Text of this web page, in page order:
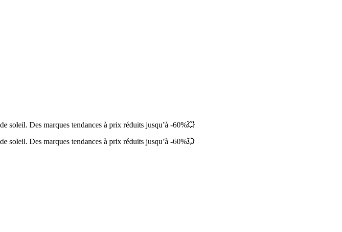
soleil. Des marques tendances à prix réduits jusqu’à -60%💥
soleil. Des marques tendances à prix réduits jusqu’à -60%💥